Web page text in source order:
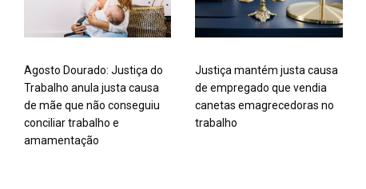
Agosto Dourado: Justiça do
Trabalho anula justa causa
de mãe que não conseguiu
conciliar trabalho e
amamentação
Justiça mantém justa causa
de empregado que vendia
canetas emagrecedoras no
trabalho